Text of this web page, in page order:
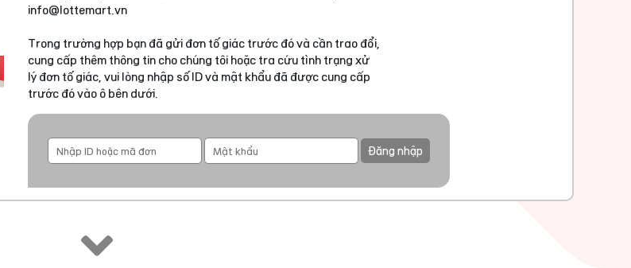
info@lottemart.vn
Trong trường hợp bạn đã gửi đơn tố giác trước đó và cần trao đổi,
cung cấp thêm thông tin cho chúng tôi hoặc tra cứu tình trạng xử
lý đơn tố giác, vui lòng nhập số ID và mật khẩu đã được cung cấp
trước đó vào ô bên dưới.
Đăng nhập